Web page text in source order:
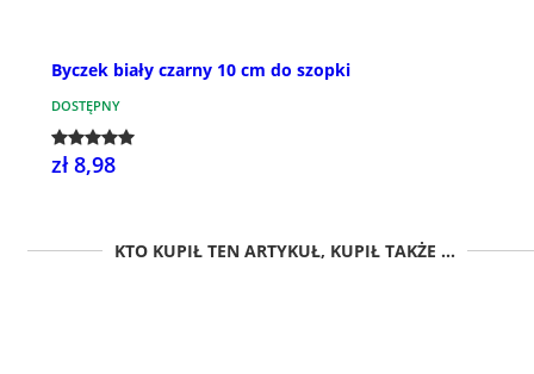
Byczek biały czarny 10 cm do szopki
DOSTĘPNY
zł 8,98
KTO KUPIŁ TEN ARTYKUŁ, KUPIŁ TAKŻE ...